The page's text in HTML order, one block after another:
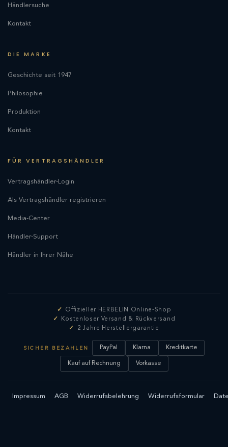
Händlersuche
Kontakt
DIE MARKE
Geschichte seit 1947
Philosophie
Produktion
Kontakt
FÜR VERTRAGSHÄNDLER
Vertragshändler-Login
Als Vertragshändler registrieren
Media-Center
Händler-Support
Händler in Ihrer Nähe
Offizieller HERBELIN Online-Shop
Kostenloser Versand & Rückversand
2 Jahre Herstellergarantie
SICHER BEZAHLEN PayPal Klarna Kreditkarte
Kauf auf Rechnung Vorkasse
Impressum AGB Widerrufsbelehrung Widerrufsformular